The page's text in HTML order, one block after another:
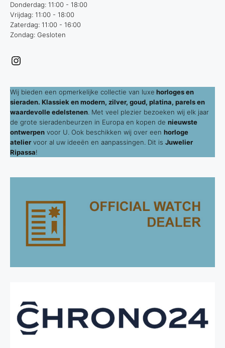
Donderdag: 11:00 - 18:00
Vrijdag: 11:00 - 18:00
Zaterdag: 11:00 - 16:00
Zondag: Gesloten
Instagram
Wij bieden een opmerkelijke collectie van luxe horloges en
sieraden. Klassiek en modern, zilver, goud, platina, parels en
waardevolle edelstenen . Met veel plezier bezoeken wij elk jaar
de grote sieradenbeurzen in Europa en kopen de nieuwste
ontwerpen voor U. Ook beschikken wij over een horloge
atelier voor al uw ideeën en aanpassingen. Dit is Juwelier
Ripassa!